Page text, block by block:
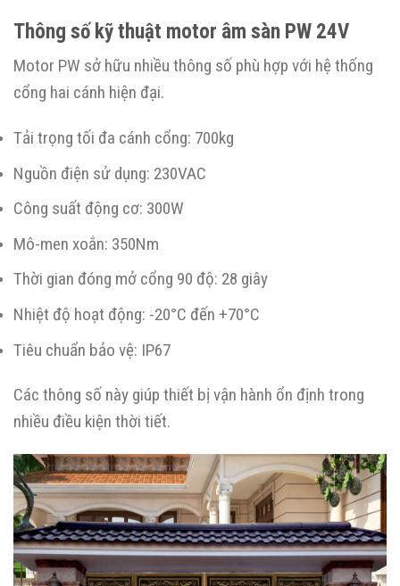
Thông số kỹ thuật motor âm sàn PW 24V
Motor PW sở hữu nhiều thông số phù hợp với hệ thống
cổng hai cánh hiện đại.
Tải trọng tối đa cánh cổng: 700kg
Nguồn điện sử dụng: 230VAC
Công suất động cơ: 300W
Mô-men xoắn: 350Nm
Thời gian đóng mở cổng 90 độ: 28 giây
Nhiệt độ hoạt động: -20°C đến +70°C
Tiêu chuẩn bảo vệ: IP67
Các thông số này giúp thiết bị vận hành ổn định trong
nhiều điều kiện thời tiết.